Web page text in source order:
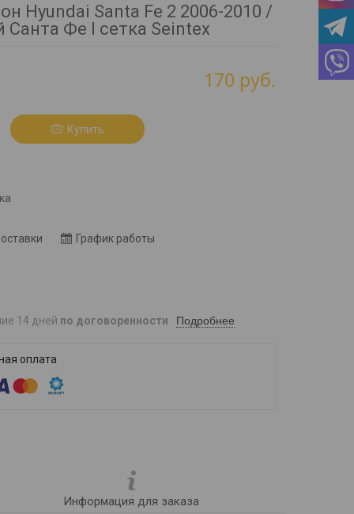
Hyundai Santa Fe 2 2006-2010 /
Санта Фе l сетка Seintex
170 руб.
Купить
График работы
14 дней по договоренности Подробнее
Информация для заказа